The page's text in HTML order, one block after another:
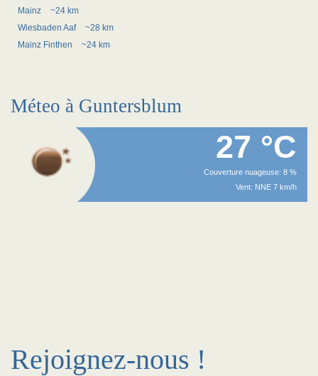
Mainz
~24 km
Wiesbaden Aaf
~28 km
Mainz Finthen
~24 km
Méteo à Guntersblum
27 °C
Couverture nuageuse: 8 %
Vent: NNE 7 km/h
Rejoignez-nous !